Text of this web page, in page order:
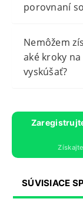
porovnaní
Nemôžem
aké kroky
vyskúšať?
SÚVISIACE